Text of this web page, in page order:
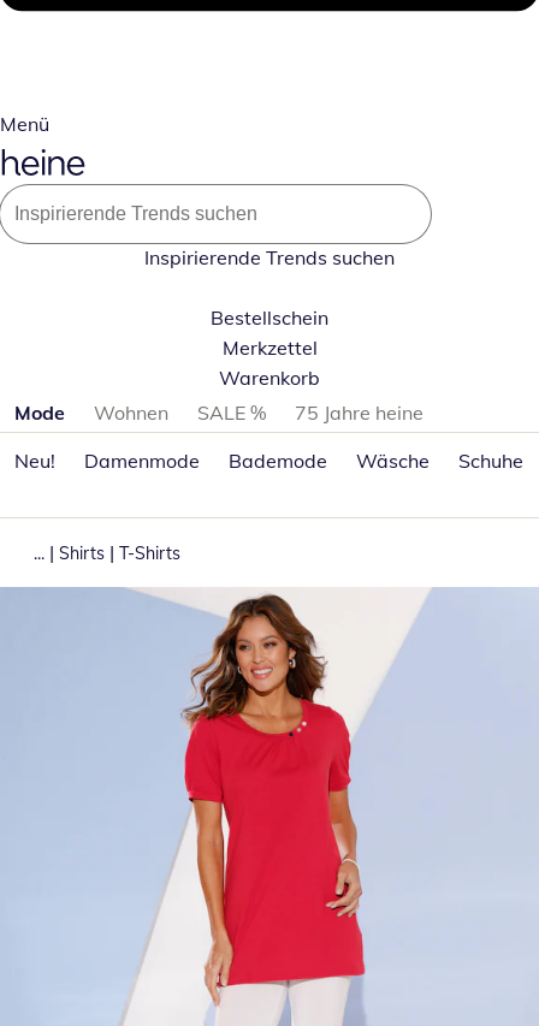
Menü
Inspirierende Trends suchen
Bestellschein
Merkzettel
Warenkorb
Produktkategorien überspringen
Mode Wohnen SALE %
75 Jahre heine
Neu!
Damenmode Bademode Wäsche Schuhe
... | Shirts | T-Shirts